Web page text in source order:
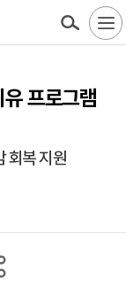
프로그램
회복 지원